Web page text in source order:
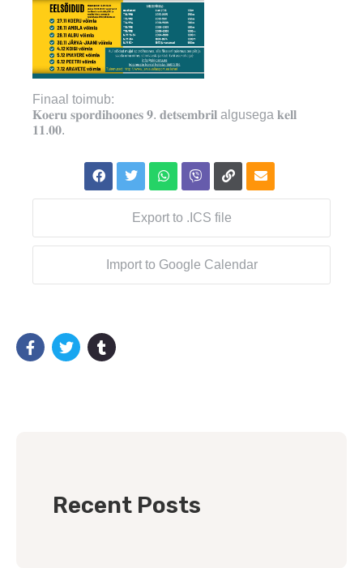
Finaal toimub:
𝐊𝐨𝐞𝐫𝐮 𝐬𝐩𝐨𝐫𝐝𝐢𝐡𝐨𝐨𝐧𝐞𝐬 𝟗. 𝐝𝐞𝐭𝐬𝐞𝐦𝐛𝐫𝐢𝐥 algusega 𝐤𝐞𝐥𝐥
𝟏𝟏.𝟎𝟎.
Export to .ICS file
Import to Google Calendar
Recent Posts